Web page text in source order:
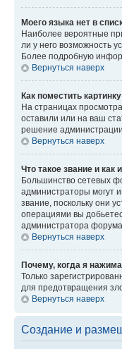
Моего языка нет в
Наиболее вероятные
ли у него возможность
Более подробную
Вернуться наверх
Как поместить
На страницах
оставили или на ваш
решение
Вернуться наверх
Что такое звание и как
Большинство сетевых
администраторы могут
звание, поскольку они
операциями вы
администратора
Вернуться наверх
Почему, когда я
Только
для предотвращения
Вернуться наверх
Создание и